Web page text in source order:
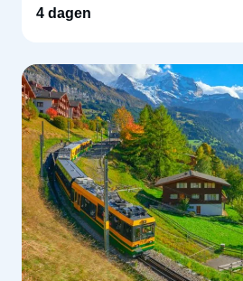
4 dagen